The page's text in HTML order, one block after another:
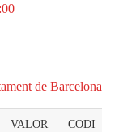
de Barcelona
VALOR
CODI